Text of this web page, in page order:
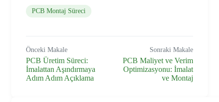
PCB Montaj Süreci
Önceki Makale
PCB Üretim Süreci:
İmalattan Aşındırmaya
Adım Adım Açıklama
Sonraki Makale
PCB Maliyet ve Verim
Optimizasyonu: İmalat
ve Montaj